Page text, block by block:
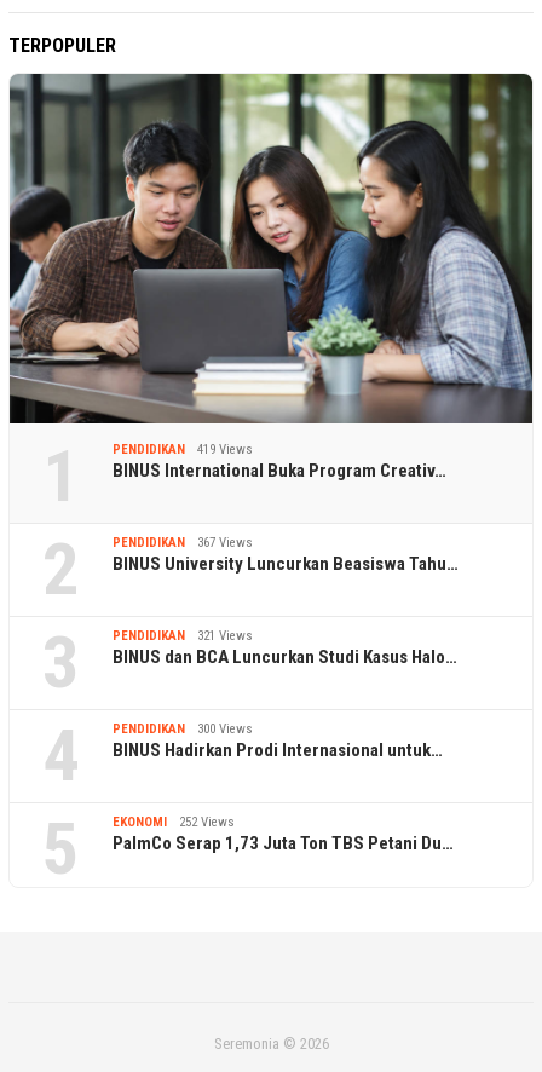
TERPOPULER
1 PENDIDIKAN 419 Views
BINUS International Buka Program Creativ…
2 PENDIDIKAN 367 Views
BINUS University Luncurkan Beasiswa Tahu…
3 PENDIDIKAN 321 Views
BINUS dan BCA Luncurkan Studi Kasus Halo…
4 PENDIDIKAN 300 Views
BINUS Hadirkan Prodi Internasional untuk…
5 EKONOMI 252 Views
PalmCo Serap 1,73 Juta Ton TBS Petani Du…
Seremonia © 2026